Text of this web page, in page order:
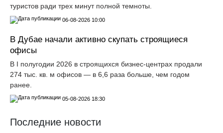
туристов ради трех минут полной темноты.
06-08-2026 10:00
В Дубае начали активно скупать строящиеся
офисы
В I полугодии 2026 в строящихся бизнес-центрах продали
274 тыс. кв. м офисов — в 6,6 раза больше, чем годом
ранее.
05-08-2026 18:30
Последние новости